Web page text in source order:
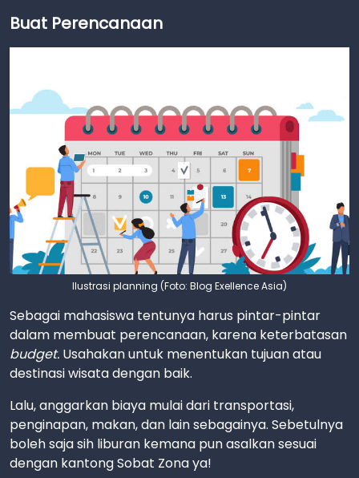
Buat Perencanaan
Ilustrasi planning (Foto: Blog Exellence Asia)
Sebagai mahasiswa tentunya harus pintar-pintar
dalam membuat perencanaan, karena keterbatasan
budget. Usahakan untuk menentukan tujuan atau
destinasi wisata dengan baik.
Lalu, anggarkan biaya mulai dari transportasi,
penginapan, makan, dan lain sebagainya. Sebetulnya
boleh saja sih liburan kemana pun asalkan sesuai
dengan kantong Sobat Zona ya!